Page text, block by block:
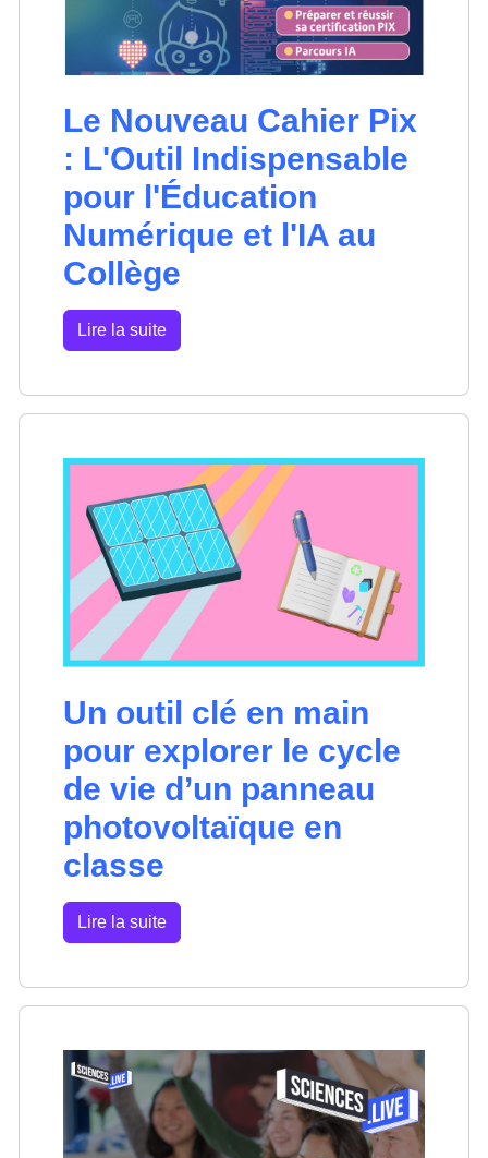
Le Nouveau Cahier Pix
: L'Outil Indispensable
pour l'Éducation
Numérique et l'IA au
Collège
Lire la suite
Un outil clé en main
pour explorer le cycle
de vie d’un panneau
photovoltaïque en
classe
Lire la suite